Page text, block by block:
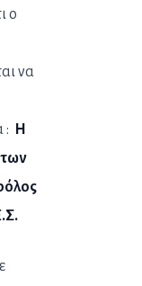
ο
να
:
Η
των